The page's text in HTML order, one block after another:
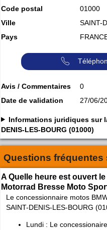
Code postal
01000
Ville
SAINT-
Pays
Avis / Commentaires
0
Date de validation
27/06/
Informations juridiques sur
DENIS-LES-BOURG (01000)
Questions fréquentes
A Quelle heure est ouvert
Motorrad Bresse Moto
Le concessionnaire motos
SAINT-DENIS-LES-BOURG
Lundi : Le